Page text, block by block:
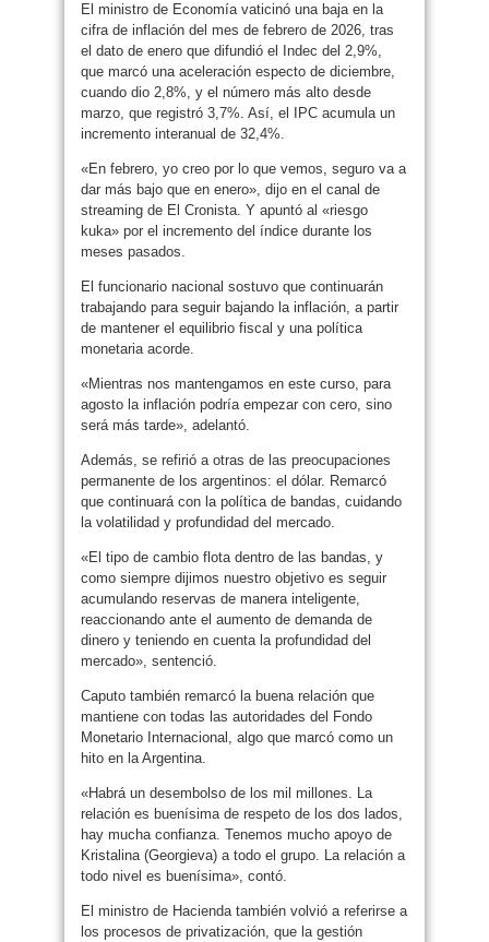
El ministro de Economía vaticinó una baja en la
cifra de inflación del mes de febrero de 2026, tras
el dato de enero que difundió el Indec del 2,9%,
que marcó una aceleración especto de diciembre,
cuando dio 2,8%, y el número más alto desde
marzo, que registró 3,7%. Así, el IPC acumula un
incremento interanual de 32,4%.
«En febrero, yo creo por lo que vemos, seguro va a
dar más bajo que en enero», dijo en el canal de
streaming de El Cronista. Y apuntó al «riesgo
kuka» por el incremento del índice durante los
meses pasados.
El funcionario nacional sostuvo que continuarán
trabajando para seguir bajando la inflación, a partir
de mantener el equilibrio fiscal y una política
monetaria acorde.
«Mientras nos mantengamos en este curso, para
agosto la inflación podría empezar con cero, sino
será más tarde», adelantó.
Además, se refirió a otras de las preocupaciones
permanente de los argentinos: el dólar. Remarcó
que continuará con la política de bandas, cuidando
la volatilidad y profundidad del mercado.
«El tipo de cambio flota dentro de las bandas, y
como siempre dijimos nuestro objetivo es seguir
acumulando reservas de manera inteligente,
reaccionando ante el aumento de demanda de
dinero y teniendo en cuenta la profundidad del
mercado», sentenció.
Caputo también remarcó la buena relación que
mantiene con todas las autoridades del Fondo
Monetario Internacional, algo que marcó como un
hito en la Argentina.
«Habrá un desembolso de los mil millones. La
relación es buenísima de respeto de los dos lados,
hay mucha confianza. Tenemos mucho apoyo de
Kristalina (Georgieva) a todo el grupo. La relación a
todo nivel es buenísima», contó.
El ministro de Hacienda también volvió a referirse a
los procesos de privatización, que la gestión